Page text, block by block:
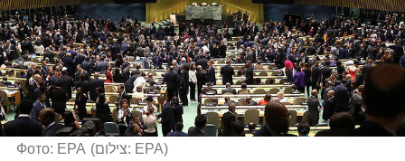
Фото: ЕРА ( צילום: EPA)